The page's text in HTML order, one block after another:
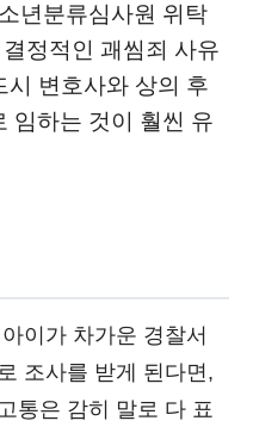
년분류심사원 위탁
정적인 괘씸죄 사유
시 변호사와 상의 후
임하는 것이 훨씬 유
이가 차가운 경찰서
조사를 받게 된다면,
통은 감히 말로 다 표